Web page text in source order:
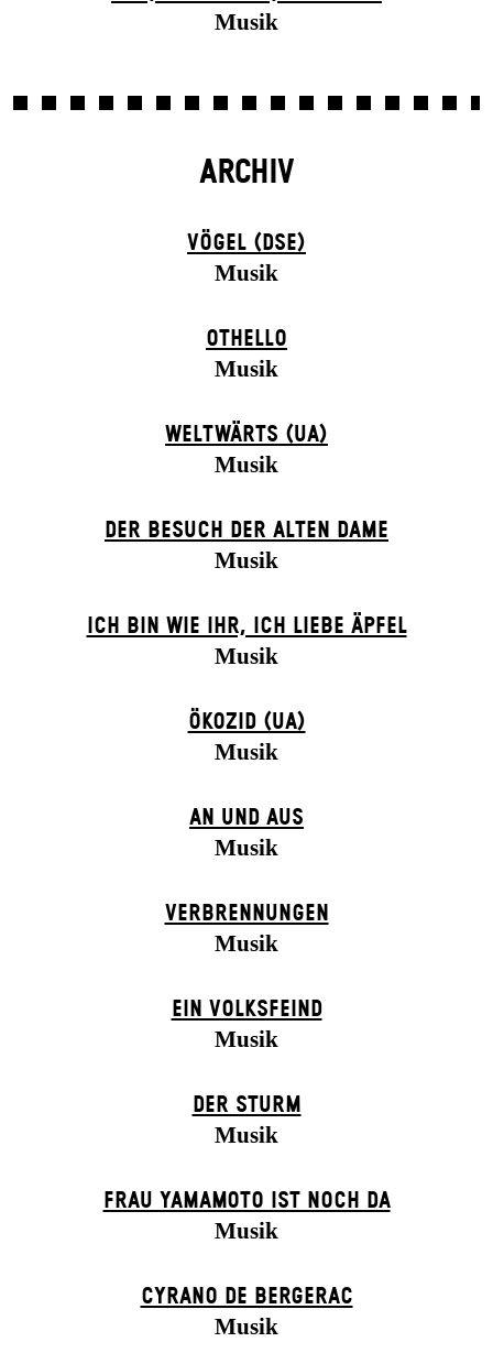
Musik
ARCHIV
VÖGEL (DSE)
Musik
OTHELLO
Musik
WELTWÄRTS (UA)
Musik
DER BE­SUCH DER ALT­EN DA­ME
Musik
ICH BIN WIE IHR, ICH LIEBE ÄPFEL
Musik
ÖKOZID (UA)
Musik
AN UND AUS
Musik
VERBRENNUNGEN
Musik
EIN VOLKS­FEIND
Musik
DER STURM
Musik
FRAU YAMAMOTO IST NOCH DA
Musik
CYRANO DE BERGERAC
Musik